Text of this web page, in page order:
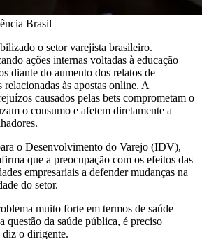
Brasil
o setor varejista brasileiro.
ações internas voltadas à educação
diante do aumento dos relatos de
às apostas online. A
causados pelas bets comprometam o
o consumo e afetem diretamente a
o Desenvolvimento do Varejo (IDV),
que a preocupação com os efeitos das
empresariais a defender mudanças na
do setor.
muito forte em termos de saúde
questão da saúde pública, é preciso
o dirigente.